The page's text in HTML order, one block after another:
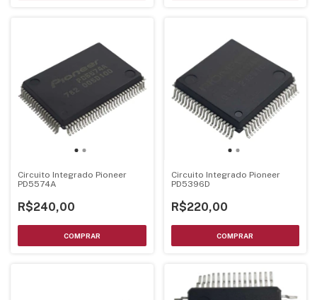
Circuito Integrado Pioneer
PD5574A
R$240,00
Circuito Integrado Pioneer
PD5396D
R$220,00